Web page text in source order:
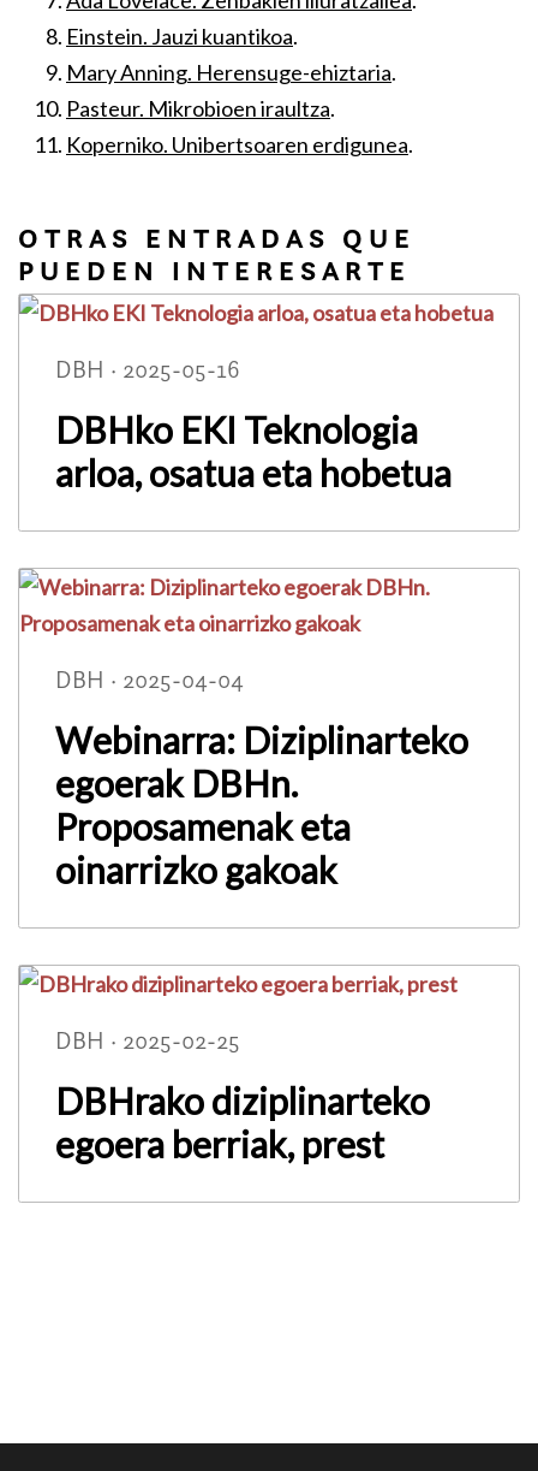
Einstein. Jauzi kuantikoa.
Mary Anning. Herensuge-ehiztaria.
Pasteur. Mikrobioen iraultza.
Koperniko. Unibertsoaren erdigunea.
OTRAS ENTRADAS QUE
PUEDEN INTERESARTE
DBH · 2025-05-16
DBHko EKI Teknologia
arloa, osatua eta hobetua
DBH · 2025-04-04
Webinarra: Diziplinarteko
egoerak DBHn.
Proposamenak eta
oinarrizko gakoak
DBH · 2025-02-25
DBHrako diziplinarteko
egoera berriak, prest